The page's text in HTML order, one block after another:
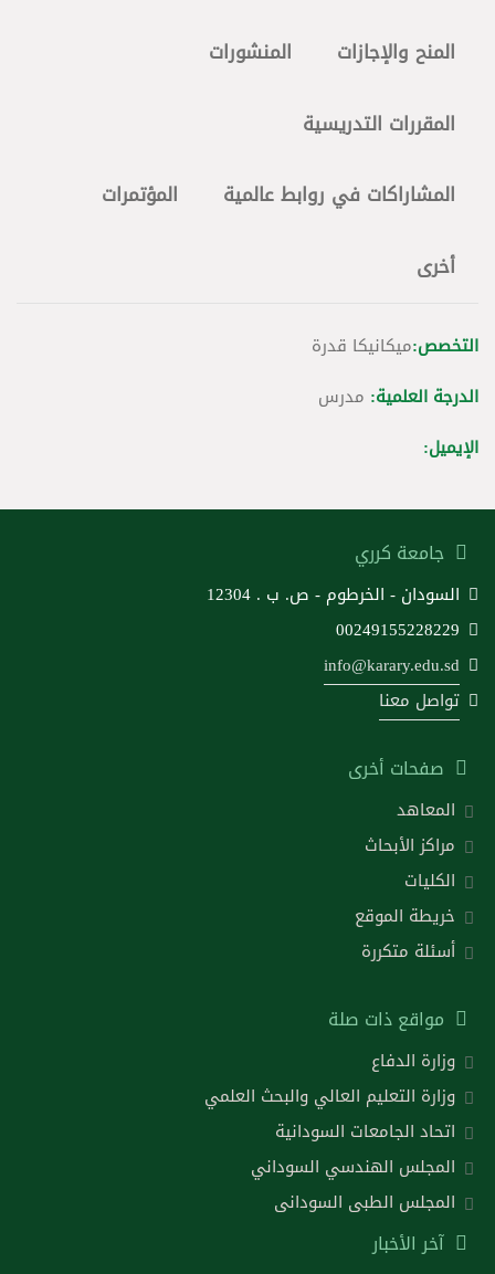
المنح والإجازات المنشورات
المقررات التدريسية
المشاراكات في روابط عالمية المؤتمرات
أخرى
التخصص:ميكانيكا قدرة
الدرجة العلمية: مدرس
الإيميل:
جامعة كرري
السودان - الخرطوم - ص. ب . 12304
00249155228229
info@karary.edu.sd
تواصل معنا
صفحات أخرى
المعاهد
مراكز الأبحاث
الكليات
خريطة الموقع
أسئلة متكررة
مواقع ذات صلة
وزارة الدفاع
وزارة التعليم العالي والبحث العلمي
اتحاد الجامعات السودانية
المجلس الهندسي السوداني
المجلس الطبى السودانى
آخر الأخبار